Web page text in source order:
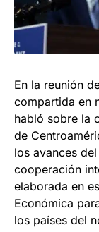
En la reunión
compartida en
habló sobre la
de
los avances
cooperación
elaborada en
Económica
los países del